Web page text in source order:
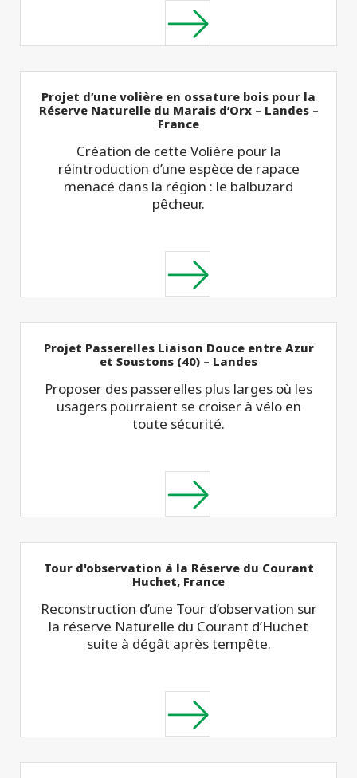
Projet d’une volière en ossature bois pour la
Réserve Naturelle du Marais d’Orx – Landes –
France
Création de cette Volière pour la
réintroduction d’une espèce de rapace
menacé dans la région : le balbuzard
pêcheur.
Projet Passerelles Liaison Douce entre Azur
et Soustons (40) – Landes
Proposer des passerelles plus larges où les
usagers pourraient se croiser à vélo en
toute sécurité.
Tour d'observation à la Réserve du Courant
Huchet, France
Reconstruction d’une Tour d’observation sur
la réserve Naturelle du Courant d’Huchet
suite à dégât après tempête.